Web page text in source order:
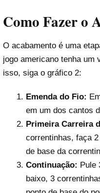
Como Fazer o
O acabamento é uma
jogo americano tenha um
isso, siga o gráfico 2:
Emenda do Fio:
em um dos cantos
Primeira Carreira
correntinhas, faça
de base da
Continuação: Pule
baixo, 3